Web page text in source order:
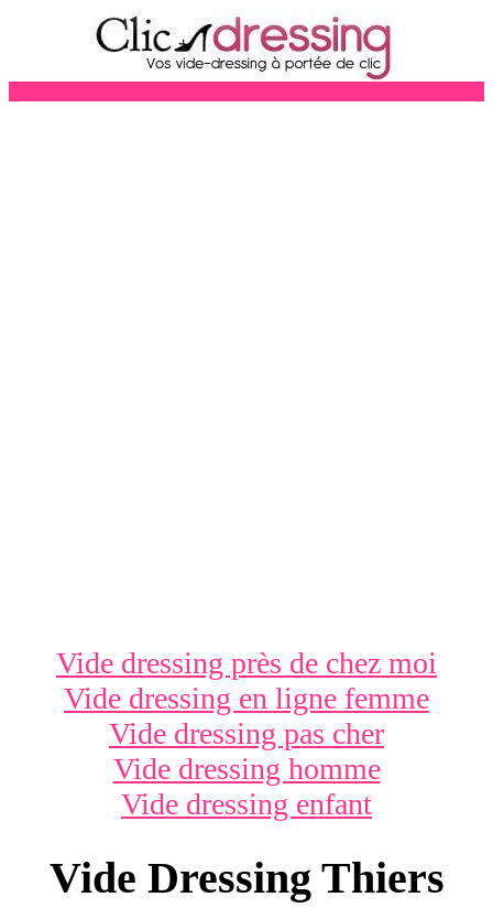
Vide dressing près de chez moi
Vide dressing en ligne femme
Vide dressing pas cher
Vide dressing homme
Vide dressing enfant
Vide Dressing Thiers